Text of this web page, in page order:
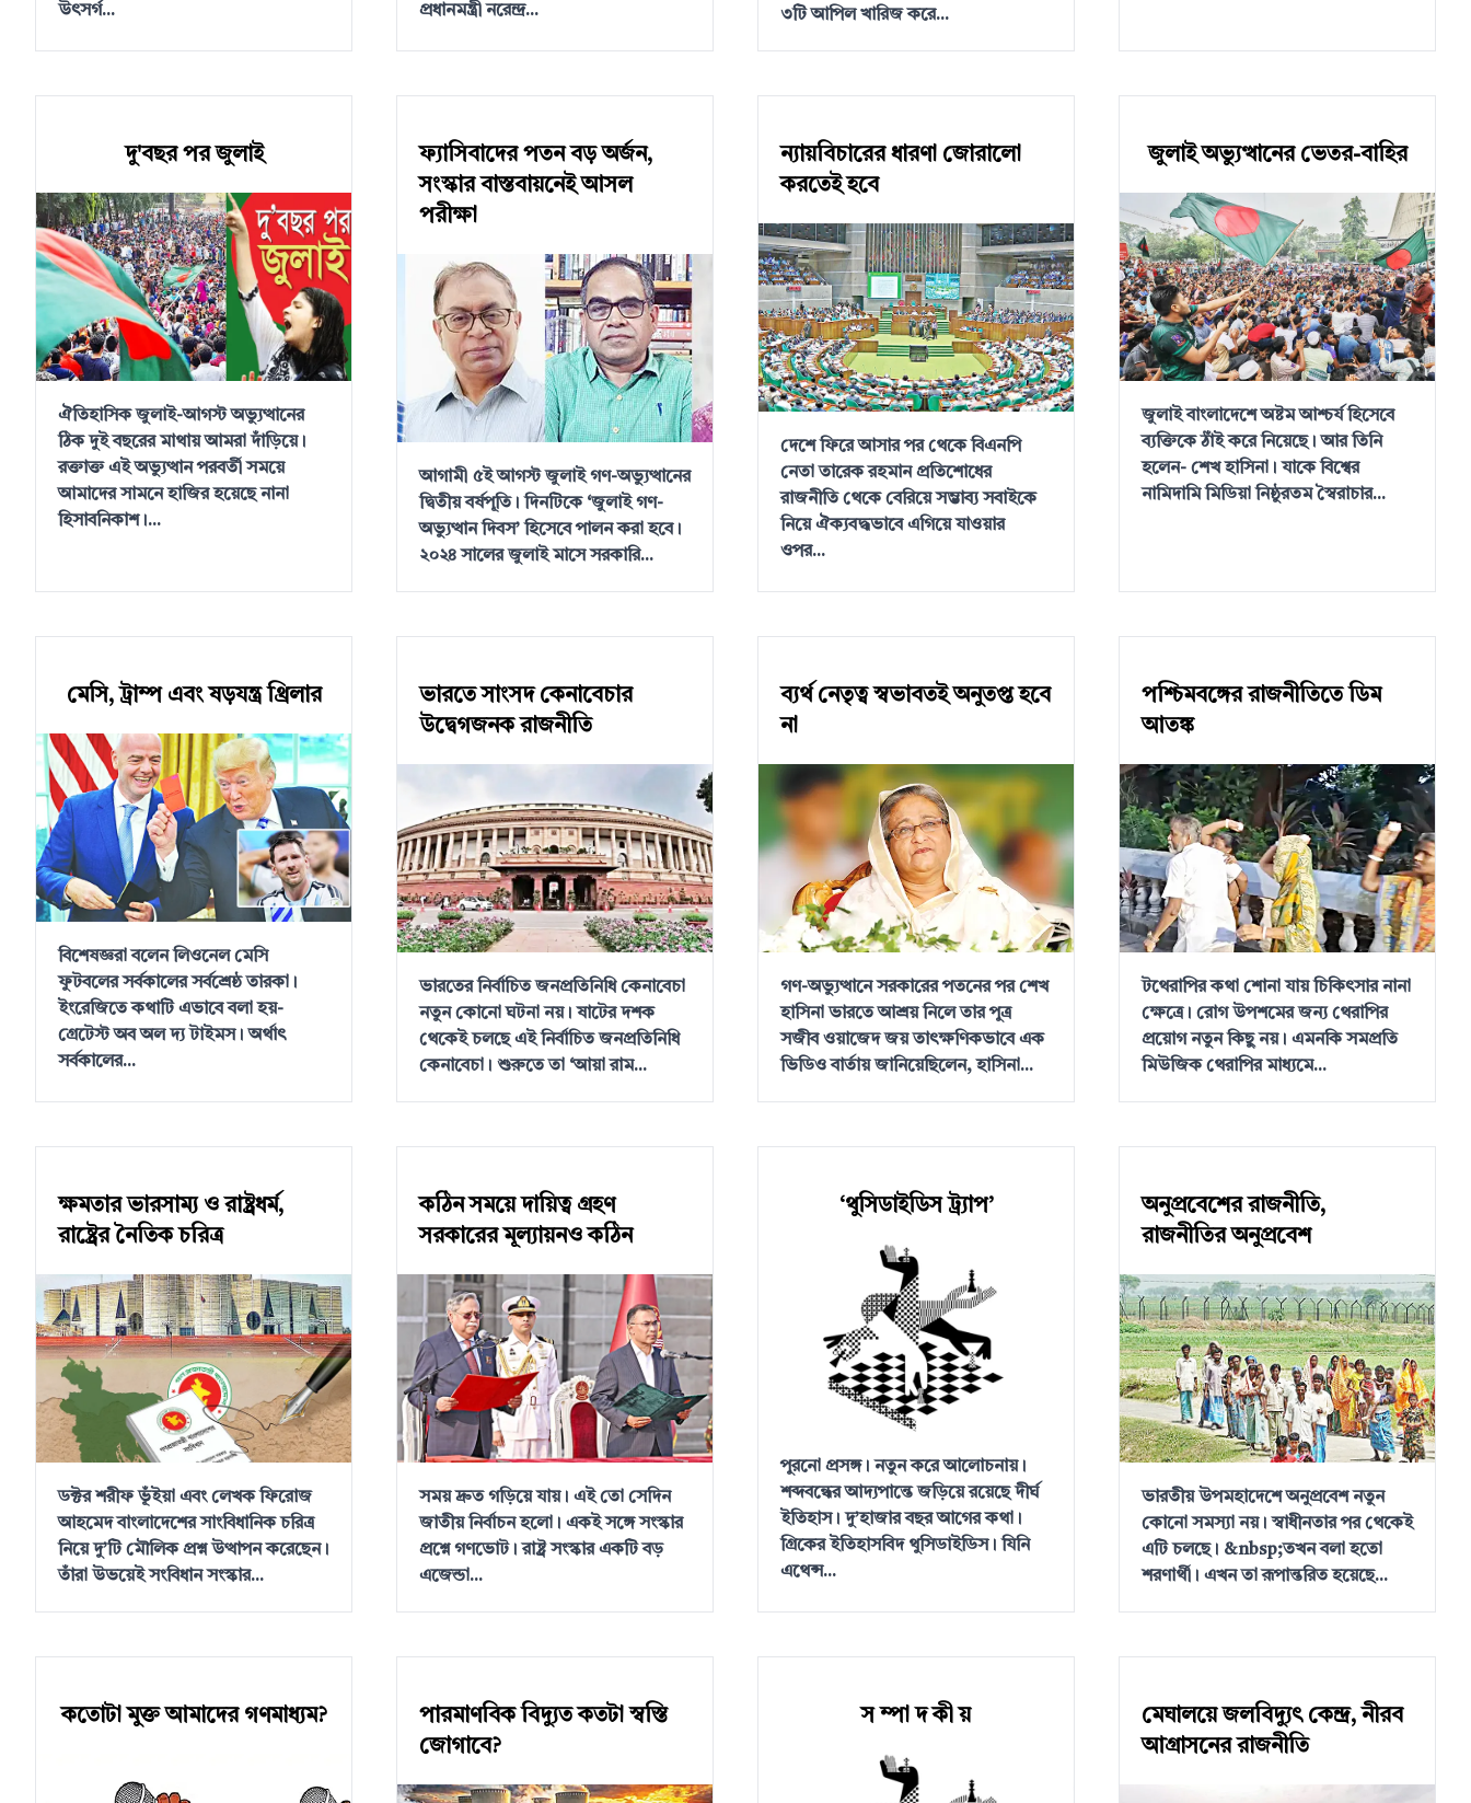
উৎসর্গ...
প্রধানমন্ত্রী নরেন্দ্র...
৩টি আপিল খারিজ করে...
দু'বছর পর জুলাই
ঐতিহাসিক জুলাই-আগস্ট অভ্যুত্থানের
ঠিক দুই বছরের মাথায় আমরা দাঁড়িয়ে।
রক্তাক্ত এই অভ্যুত্থান পরবর্তী সময়ে
আমাদের সামনে হাজির হয়েছে নানা
হিসাবনিকাশ।...
ফ্যাসিবাদের পতন বড় অর্জন,
সংস্কার বাস্তবায়নেই আসল
পরীক্ষা
আগামী ৫ই আগস্ট জুলাই গণ-অভ্যুত্থানের
দ্বিতীয় বর্ষপূতি। দিনটিকে ‘জুলাই গণ-
অভ্যুত্থান দিবস’ হিসেবে পালন করা হবে।
২০২৪ সালের জুলাই মাসে সরকারি...
ন্যায়বিচারের ধারণা জোরালো
করতেই হবে
দেশে ফিরে আসার পর থেকে বিএনপি
নেতা তারেক রহমান প্রতিশোধের
রাজনীতি থেকে বেরিয়ে সম্ভাব্য সবাইকে
নিয়ে ঐক্যবদ্ধভাবে এগিয়ে যাওয়ার
ওপর...
জুলাই অভ্যুত্থানের ভেতর-বাহির
জুলাই বাংলাদেশে অষ্টম আশ্চর্য হিসেবে
ব্যক্তিকে ঠাঁই করে নিয়েছে। আর তিনি
হলেন- শেখ হাসিনা। যাকে বিশ্বের
নামিদামি মিডিয়া নিষ্ঠুরতম স্বৈরাচার...
মেসি, ট্রাম্প এবং ষড়যন্ত্র থ্রিলার
বিশেষজ্ঞরা বলেন লিওনেল মেসি
ফুটবলের সর্বকালের সর্বশ্রেষ্ঠ তারকা।
ইংরেজিতে কথাটি এভাবে বলা হয়-
গ্রেটেস্ট অব অল দ্য টাইমস। অর্থাৎ
সর্বকালের...
ভারতে সাংসদ কেনাবেচার
উদ্বেগজনক রাজনীতি
ভারতের নির্বাচিত জনপ্রতিনিধি কেনাবেচা
নতুন কোনো ঘটনা নয়। ষাটের দশক
থেকেই চলছে এই নির্বাচিত জনপ্রতিনিধি
কেনাবেচা। শুরুতে তা ‘আয়া রাম...
ব্যর্থ নেতৃত্ব স্বভাবতই অনুতপ্ত হবে
না
গণ-অভ্যুত্থানে সরকারের পতনের পর শেখ
হাসিনা ভারতে আশ্রয় নিলে তার পুত্র
সজীব ওয়াজেদ জয় তাৎক্ষণিকভাবে এক
ভিডিও বার্তায় জানিয়েছিলেন, হাসিনা...
পশ্চিমবঙ্গের রাজনীতিতে ডিম
আতঙ্ক
টথেরাপির কথা শোনা যায় চিকিৎসার নানা
ক্ষেত্রে। রোগ উপশমের জন্য থেরাপির
প্রয়োগ নতুন কিছু নয়। এমনকি সমপ্রতি
মিউজিক থেরাপির মাধ্যমে...
ক্ষমতার ভারসাম্য ও রাষ্ট্রধর্ম,
রাষ্ট্রের নৈতিক চরিত্র
ডক্টর শরীফ ভূঁইয়া এবং লেখক ফিরোজ
আহমেদ বাংলাদেশের সাংবিধানিক চরিত্র
নিয়ে দু’টি মৌলিক প্রশ্ন উত্থাপন করেছেন।
তাঁরা উভয়েই সংবিধান সংস্কার...
কঠিন সময়ে দায়িত্ব গ্রহণ
সরকারের মূল্যায়নও কঠিন
সময় দ্রুত গড়িয়ে যায়। এই তো সেদিন
জাতীয় নির্বাচন হলো। একই সঙ্গে সংস্কার
প্রশ্নে গণভোট। রাষ্ট্র সংস্কার একটি বড়
এজেন্ডা...
‘থুসিডাইডিস ট্র্যাপ’
পুরনো প্রসঙ্গ। নতুন করে আলোচনায়।
শব্দবন্ধের আদ্যপান্তে জড়িয়ে রয়েছে দীর্ঘ
ইতিহাস। দু’হাজার বছর আগের কথা।
গ্রিকের ইতিহাসবিদ থুসিডাইডিস। যিনি
এথেন্স...
অনুপ্রবেশের রাজনীতি,
রাজনীতির অনুপ্রবেশ
ভারতীয় উপমহাদেশে অনুপ্রবেশ নতুন
কোনো সমস্যা নয়। স্বাধীনতার পর থেকেই
এটি চলছে। &nbsp;তখন বলা হতো
শরণার্থী। এখন তা রূপান্তরিত হয়েছে...
কতোটা মুক্ত আমাদের গণমাধ্যম?
পারমাণবিক বিদ্যুত কতটা স্বস্তি
জোগাবে?
স ম্পা দ কী য়
মেঘালয়ে জলবিদ্যুৎ কেন্দ্র, নীরব
আগ্রাসনের রাজনীতি